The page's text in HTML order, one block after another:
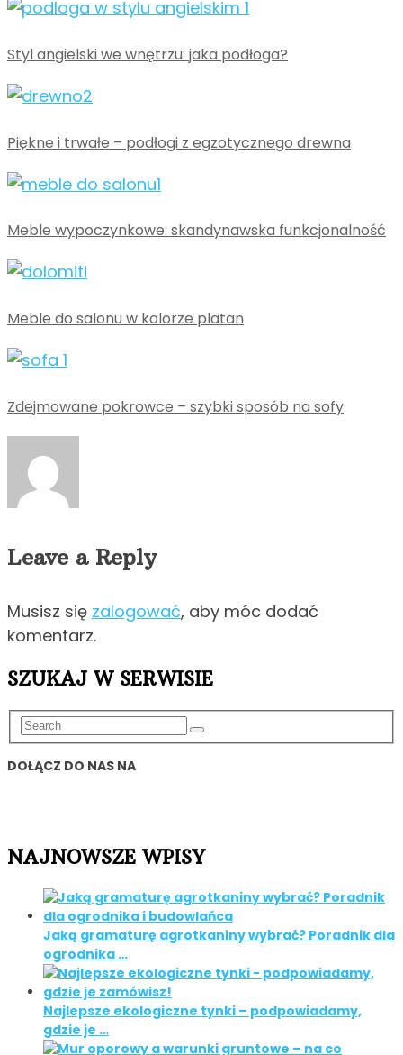
Styl angielski we wnętrzu: jaka podłoga?
Piękne i trwałe – podłogi z egzotycznego drewna
Meble wypoczynkowe: skandynawska funkcjonalność
Meble do salonu w kolorze platan
Zdejmowane pokrowce – szybki sposób na sofy
Leave a Reply
Musisz się zalogować, aby móc dodać
komentarz.
SZUKAJ W SERWISIE
DOŁĄCZ DO NAS NA
NAJNOWSZE WPISY
Jaką gramaturę agrotkaniny wybrać? Poradnik dla
ogrodnika …
Najlepsze ekologiczne tynki – podpowiadamy,
gdzie je …